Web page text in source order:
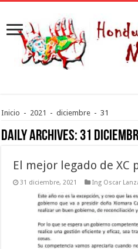
Inicio - 2021 - diciembre - 31
Daily Archives:31
El mejor legado de XC
31 diciembre, 2021 Ing Oscar